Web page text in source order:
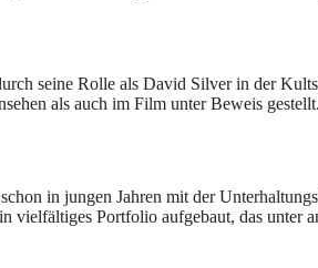
seine Rolle als David Silver in der
als auch im Film unter Beweis gestellt.
in jungen Jahren mit der
Portfolio aufgebaut, das unter